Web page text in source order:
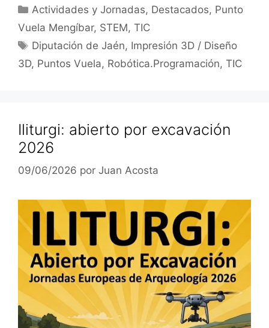
Categorías
Actividades y Jornadas, Destacados, Punto
Vuela Mengíbar, STEM, TIC
Etiquetas
Diputación de Jaén, Impresión 3D / Diseño
3D, Puntos Vuela, Robótica.Programación, TIC
Iliturgi: abierto por excavación
2026
09/06/2026 por Juan Acosta